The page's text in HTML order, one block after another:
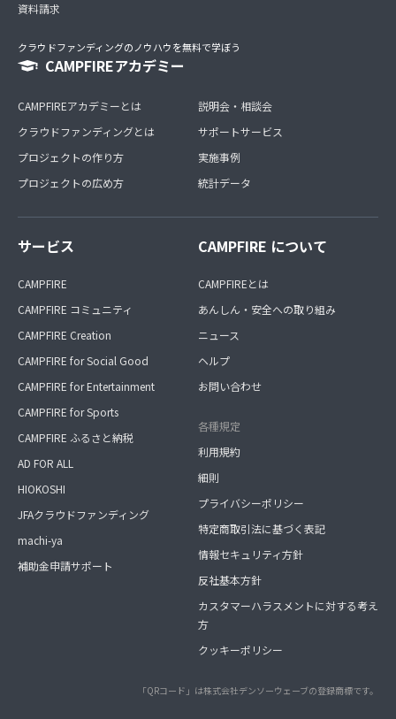
資料請求
クラウドファンディングのノウハウを無料で学ぼう
CAMPFIREアカデミー
CAMPFIREアカデミーとは
クラウドファンディングとは
プロジェクトの作り方
プロジェクトの広め方
説明会・相談会
サポートサービス
実施事例
統計データ
サービス
CAMPFIRE
CAMPFIRE コミュニティ
CAMPFIRE Creation
CAMPFIRE for Social Good
CAMPFIRE for Entertainment
CAMPFIRE for Sports
CAMPFIRE ふるさと納税
AD FOR ALL
HIOKOSHI
JFAクラウドファンディング
machi-ya
補助金申請サポート
CAMPFIRE について
CAMPFIREとは
あんしん・安全への取り組み
ニュース
ヘルプ
お問い合わせ
各種規定
利用規約
細則
プライバシーポリシー
特定商取引法に基づく表記
情報セキュリティ方針
反社基本方針
カスタマーハラスメントに対する考え
方
クッキーポリシー
「QRコード」は株式会社デンソーウェーブの登録商標です。